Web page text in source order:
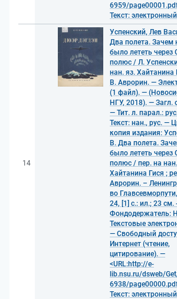
6959/
Текст: электронный
14
Успенский, Лев
Два полета. Зачем
было лететь через
полюс / Л.
нан. яз. Хайтанина
В. Аврорин. —
(1 файл). —
НГУ, 2018). — Загл.
— Тит. л. парал.:
Текст: нан., рус. —
копия издания:
В. Два полета.
было лететь через
полюс / пер. на
Хайтанина Гися ;
Аврорин. –
во
24, [1] с.: ил.; 23 см.
Фондодержатель:
Текстовые
— Свободный
Интернет (чтение,
цитирование). —
<URL:http://e-
lib.nsu.ru/dsweb/
6938/
Текст: электронный